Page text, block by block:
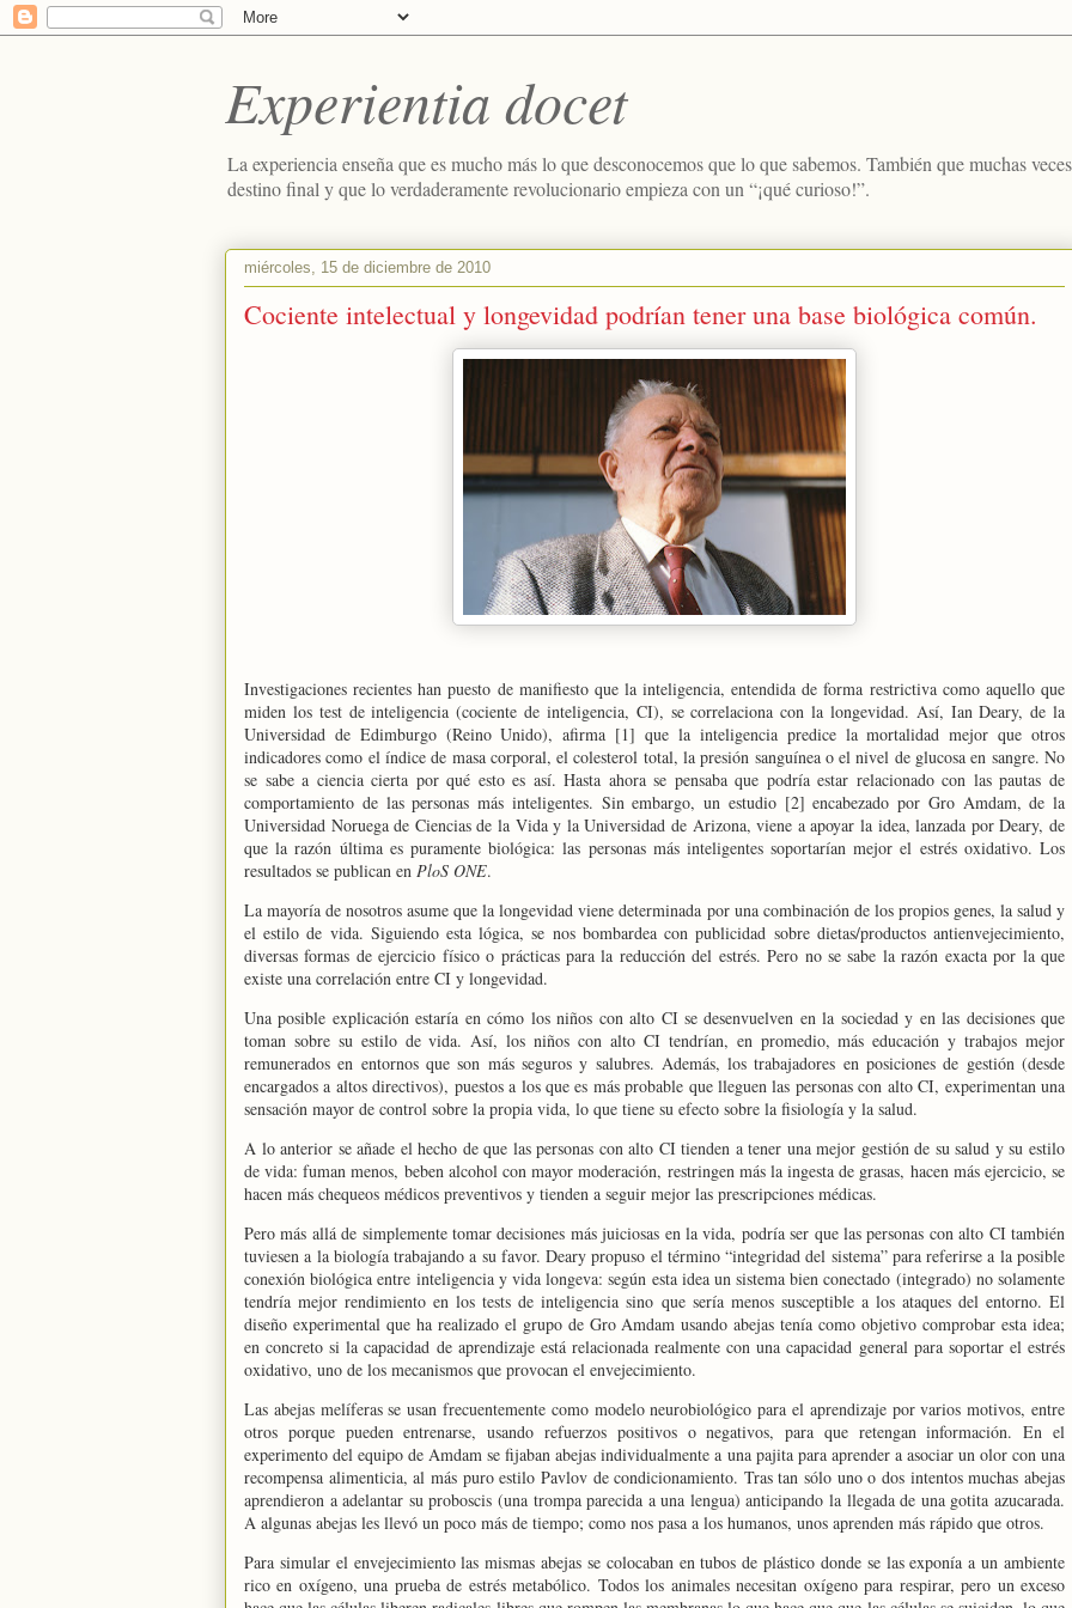
Experientia docet
La experiencia enseña que es mucho más lo que desconocemos que lo que sabemos. También que muchas
destino final y que lo verdaderamente revolucionario empieza con un “¡qué curioso!”.
miércoles, 15 de diciembre de 2010
Cociente intelectual y longevidad podrían tener una base biológica común.
Investigaciones recientes han puesto de manifiesto que la inteligencia, entendida de forma restrictiva como aquello que
miden los test de inteligencia (cociente de inteligencia, CI), se correlaciona con la longevidad. Así, Ian Deary, de la
Universidad de Edimburgo (Reino Unido), afirma [1] que la inteligencia predice la mortalidad mejor que otros
indicadores como el índice de masa corporal, el colesterol total, la presión sanguínea o el nivel de glucosa en sangre. No
se sabe a ciencia cierta por qué esto es así. Hasta ahora se pensaba que podría estar relacionado con las pautas de
comportamiento de las personas más inteligentes. Sin embargo, un estudio [2] encabezado por Gro Amdam, de la
Universidad Noruegade Ciencias dela Viday la Universidad de Arizona, viene a apoyar la idea, lanzada por Deary, de
que la razón última es puramente biológica: las personas más inteligentes soportarían mejor el estrés oxidativo. Los
resultados se publican en PloS ONE.
La mayoría de nosotros asume que la longevidad viene determinada por una combinación de los propios genes, la salud y
el estilo de vida. Siguiendo esta lógica, se nos bombardea con publicidad sobre dietas/productos antienvejecimiento,
diversas formas de ejercicio físico o prácticas para la reducción del estrés. Pero no se sabe la razón exacta por la que
existe una correlación entre CI y longevidad.
Una posible explicación estaría en cómo los niños con alto CI se desenvuelven en la sociedad y en las decisiones que
toman sobre su estilo de vida. Así, los niños con alto CI tendrían, en promedio, más educación y trabajos mejor
remunerados en entornos que son más seguros y salubres. Además, los trabajadores en posiciones de gestión (desde
encargados a altos directivos), puestos a los que es más probable que lleguen las personas con alto CI, experimentan una
sensación mayor de control sobre la propia vida, lo que tiene su efecto sobre la fisiología y la salud.
A lo anterior se añade el hecho de que las personas con alto CI tienden a tener una mejor gestión de su salud y su estilo
de vida: fuman menos, beben alcohol con mayor moderación, restringen más la ingesta de grasas, hacen más ejercicio, se
hacen más chequeos médicos preventivos y tienden a seguir mejor las prescripciones médicas.
Pero más allá de simplemente tomar decisiones más juiciosas en la vida, podría ser que las personas con alto CI también
tuviesen a la biología trabajando a su favor. Deary propuso el término “integridad del sistema” para referirse a la posible
conexión biológica entre inteligencia y vida longeva: según esta idea un sistema bien conectado (integrado) no solamente
tendría mejor rendimiento en los tests de inteligencia sino que sería menos susceptible a los ataques del entorno. El
diseño experimental que ha realizado el grupo de Gro Amdam usando abejas tenía como objetivo comprobar esta idea;
en concreto si la capacidad de aprendizaje está relacionada realmente con una capacidad general para soportar el estrés
oxidativo, uno de los mecanismos que provocan el envejecimiento.
Las abejas melíferas se usan frecuentemente como modelo neurobiológico para el aprendizaje por varios motivos, entre
otros porque pueden entrenarse, usando refuerzos positivos o negativos, para que retengan información. En el
experimento del equipo de Amdam se fijaban abejas individualmente a una pajita para aprender a asociar un olor con una
recompensa alimenticia, al más puro estilo Pavlov de condicionamiento. Tras tan sólo uno o dos intentos muchas abejas
aprendieron a adelantar su proboscis (una trompa parecida a una lengua) anticipando la llegada de una gotita azucarada.
A algunas abejas les llevó un poco más de tiempo; como nos pasa a los humanos, unos aprenden más rápido que otros.
Para simular el envejecimiento las mismas abejas se colocaban en tubos de plástico donde se las exponía a un ambiente
rico en oxígeno, una prueba de estrés metabólico. Todos los animales necesitan oxígeno para respirar, pero un exceso